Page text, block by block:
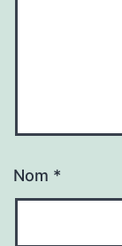
Nom *